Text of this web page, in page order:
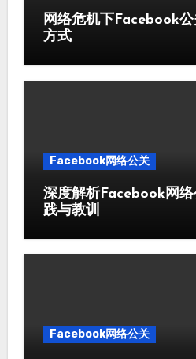
网络危机下Facebook
方式
Facebook网络公关
深度解析Facebook网
践与教训
Facebook网络公关